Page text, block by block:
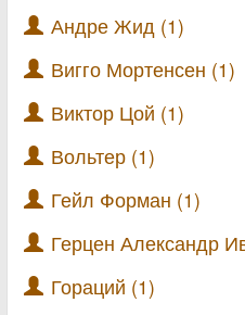
Андре Жид (1)
Вигго Мортенсен (1)
Виктор Цой (1)
Вольтер (1)
Гейл Форман (1)
Герцен Александр
Гораций (1)